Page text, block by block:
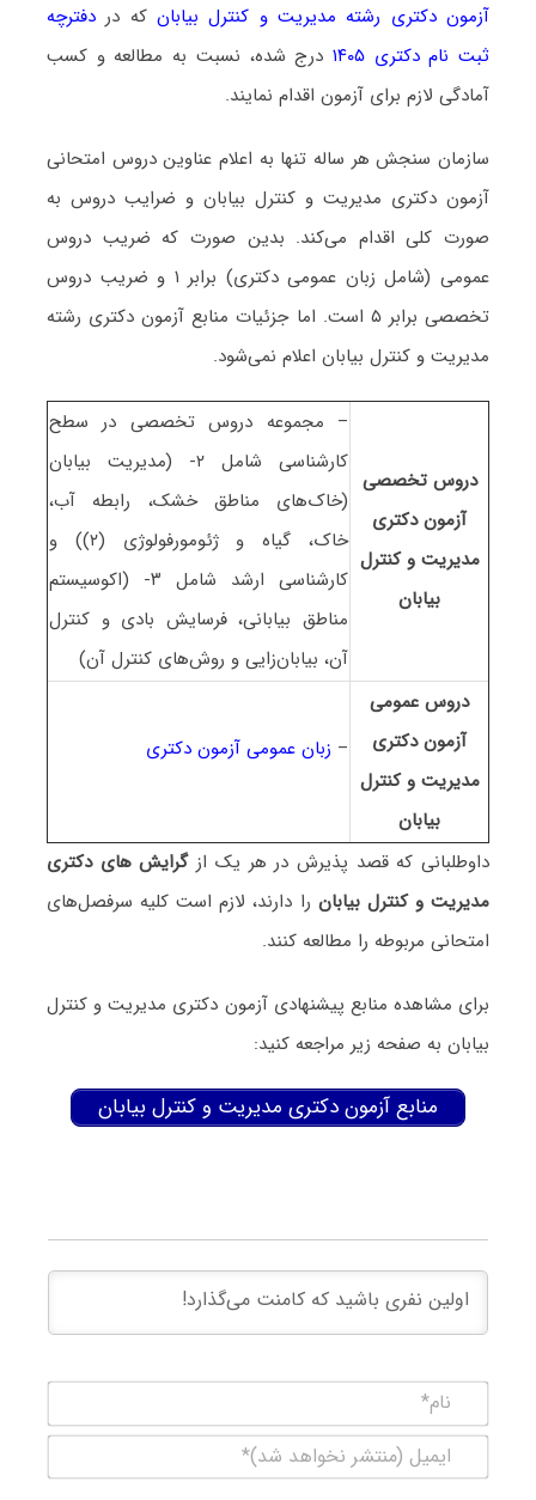
آزمون دکتری رشته مدیریت و کنترل بیابانکه در دفترچه
ثبت نام دکتری ۱۴۰۵
درج شده، نسبت به مطالعه و کسب
آمادگی لازم برای آزمون اقدام نمایند.
سازمان سنجش هر ساله تنها به اعلام عناوین دروس امتحانی
آزمون دکتری مدیریت و کنترل بیابان و ضرایب دروس به
صورت کلی اقدام می‌کند. بدین صورت که ضریب دروس
عمومی (شامل زبان عمومی دکتری) برابر ۱ و ضریب دروس
تخصصی برابر ۵ است. اما جزئیات منابع آزمون دکتری رشته
مدیریت و کنترل بیابان اعلام نمی‌شود.
دروس تخصصی
آزمون دکتری
مدیریت و کنترل
بیابان
– مجموعه دروس تخصصی در سطح
کارشناسی شامل ۲- (مدیریت بیابان
(خاک‌های مناطق خشک، رابطه آب،
خاک، گیاه و ژئومورفولوژی (۲)) و
کارشناسی ارشد شامل ۳- (اکوسیستم
مناطق بیابانی، فرسایش بادی و کنترل
آن، بیابان‌زایی و روش‌های کنترل آن)
دروس عمومی
آزمون دکتری
مدیریت و کنترل
بیابان
– زبان عمومی آزمون دکتری
داوطلبانی که قصد پذیرش در هر یک از گرایش های دکتری
مدیریت و کنترل بیابان را دارند، لازم است کلیه سرفصل‌های
امتحانی مربوطه را مطالعه کنند.
برای مشاهده منابع پیشنهادی آزمون دکتری مدیریت و کنترل
بیابان به صفحه زیر مراجعه کنید:
منابع آزمون دکتری مدیریت و کنترل بیابان
(منتشر